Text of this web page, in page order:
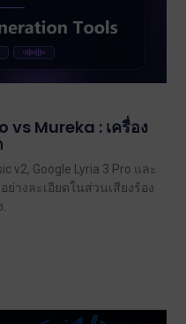
vs Mureka : เครื่อง
v2, Google Lyria 3 Pro และ
างละเอียดในส่วนเสียงร้อง